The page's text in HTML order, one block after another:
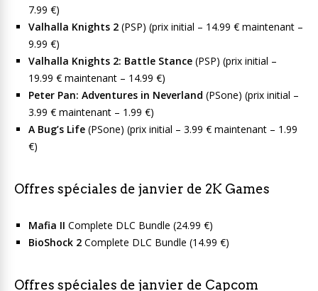
7.99 €)
Valhalla Knights 2 (PSP) (prix initial – 14.99 € maintenant –
9.99 €)
Valhalla Knights 2: Battle Stance (PSP) (prix initial –
19.99 € maintenant – 14.99 €)
Peter Pan: Adventures in Neverland (PSone) (prix initial –
3.99 € maintenant – 1.99 €)
A Bug’s Life (PSone) (prix initial – 3.99 € maintenant – 1.99
€)
Offres spéciales de janvier de 2K Games
Mafia II Complete DLC Bundle (24.99 €)
BioShock 2 Complete DLC Bundle (14.99 €)
Offres spéciales de janvier de Capcom